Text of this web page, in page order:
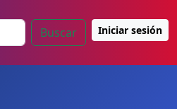
Buscar Iniciar sesión